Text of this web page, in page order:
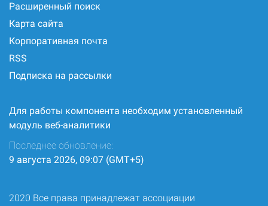
Расширенный поиск
Карта сайта
Корпоративная почта
RSS
Подписка на рассылки
Для работы компонента необходим установленный
модуль веб-аналитики
Последнее обновление:
9 августа 2026, 09:07 (GMT+5)
2020 Все права принадлежат ассоциации